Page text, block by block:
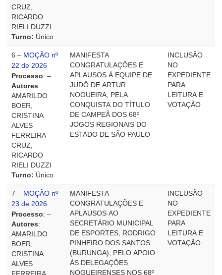
CRUZ,
RICARDO
RIELI DUZZI
Turno: Único
6 – MOÇÃO nº
22 de 2026
Processo: –
Autores:
AMARILDO
BOER,
CRISTINA
ALVES
FERREIRA
CRUZ,
RICARDO
RIELI DUZZI
Turno: Único
MANIFESTA
CONGRATULAÇÕES E
APLAUSOS À EQUIPE DE
JUDÔ DE ARTUR
NOGUEIRA, PELA
CONQUISTA DO TÍTULO
DE CAMPEÃ DOS 68º
JOGOS REGIONAIS DO
ESTADO DE SÃO PAULO
INCLUSÃO
NO
EXPEDIENTE
PARA
LEITURA E
VOTAÇÃO
7 – MOÇÃO nº
23 de 2026
Processo: –
Autores:
AMARILDO
BOER,
CRISTINA
ALVES
MANIFESTA
CONGRATULAÇÕES E
APLAUSOS AO
SECRETÁRIO MUNICIPAL
DE ESPORTES, RODRIGO
PINHEIRO DOS SANTOS
(BURUNGA), PELO APOIO
ÀS DELEGAÇÕES
NOGUEIRENSES NOS 68º
INCLUSÃO
NO
EXPEDIENTE
PARA
LEITURA E
VOTAÇÃO